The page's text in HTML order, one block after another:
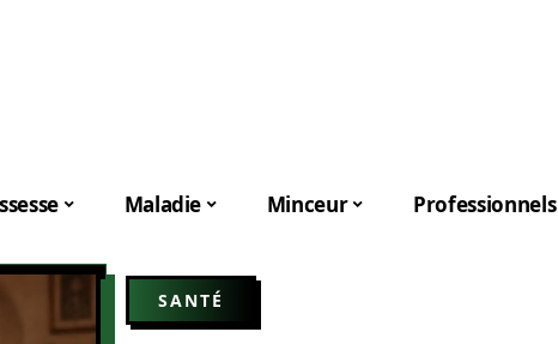
Maladie Minceur Professionnels
SANTÉ